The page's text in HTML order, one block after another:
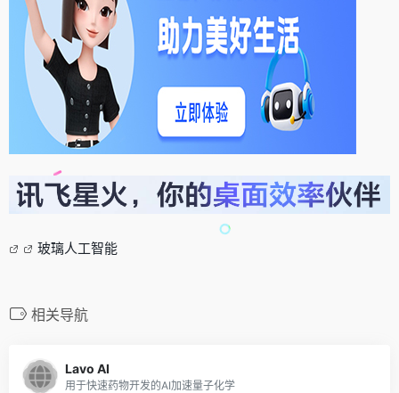
玻璃人工智能
相关导航
Lavo AI
用于快速药物开发的AI加速量子化学